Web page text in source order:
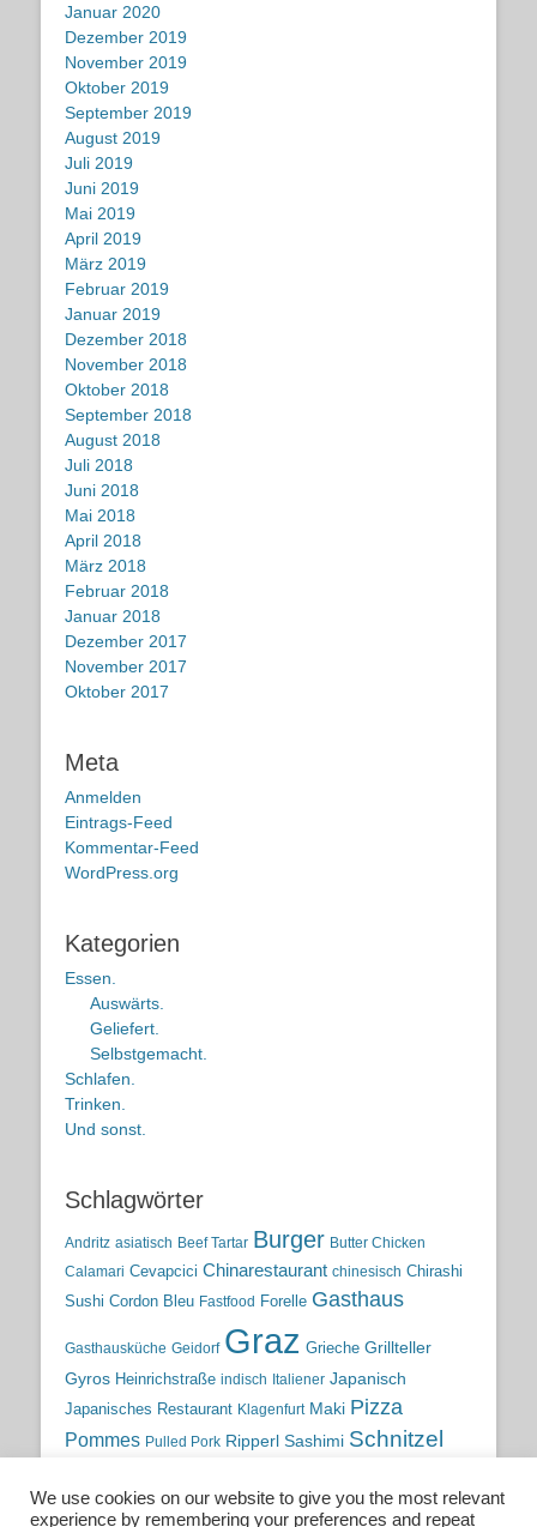
Januar 2020
Dezember 2019
November 2019
Oktober 2019
September 2019
August 2019
Juli 2019
Juni 2019
Mai 2019
April 2019
März 2019
Februar 2019
Januar 2019
Dezember 2018
November 2018
Oktober 2018
September 2018
August 2018
Juli 2018
Juni 2018
Mai 2018
April 2018
März 2018
Februar 2018
Januar 2018
Dezember 2017
November 2017
Oktober 2017
Meta
Anmelden
Eintrags-Feed
Kommentar-Feed
WordPress.org
Kategorien
Essen.
Auswärts.
Geliefert.
Selbstgemacht.
Schlafen.
Trinken.
Und sonst.
Schlagwörter
Andritz asiatisch Beef Tartar Burger Butter Chicken
Calamari Cevapcici Chinarestaurant chinesisch Chirashi
Sushi Cordon Bleu Fastfood Forelle Gasthaus
Gasthausküche Geidorf Graz Grieche Grillteller
Gyros Heinrichstraße indisch Italiener Japanisch
Japanisches Restaurant Klagenfurt Maki Pizza
Pommes Pulled Pork Ripperl Sashimi Schnitzel
traditionelle Küche Traditionsgasthaus Vulkanland
We use cookies on our website to give you the most relevant
experience by remembering your preferences and repeat